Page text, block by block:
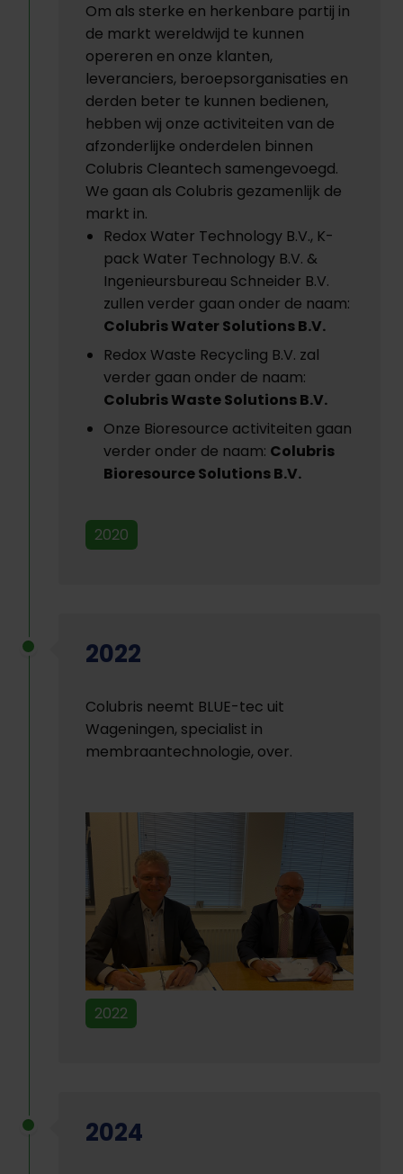
Om als sterke en herkenbare partij in
de markt wereldwijd te kunnen
opereren en onze klanten,
leveranciers, beroepsorganisaties en
derden beter te kunnen bedienen,
hebben wij onze activiteiten van de
afzonderlijke onderdelen binnen
Colubris Cleantech samengevoegd.
We gaan als Colubris gezamenlijk de
markt in.
Redox Water Technology B.V., K-
pack Water Technology B.V. &
Ingenieursbureau Schneider B.V.
zullen verder gaan onder de naam:
Colubris Water Solutions B.V.
Redox Waste Recycling B.V. zal
verder gaan onder de naam:
Colubris Waste Solutions B.V.
Onze Bioresource activiteiten gaan
verder onder de naam: Colubris
Bioresource Solutions B.V.
2020
2022
Colubris neemt BLUE-tec uit
Wageningen, specialist in
membraantechnologie, over.
2022
2024